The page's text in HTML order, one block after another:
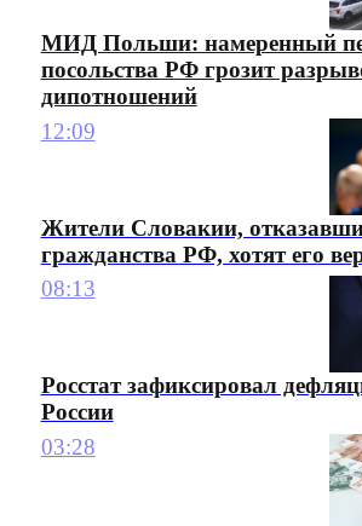
МИД Польши: намеренный
посольства РФ грозит
дипотношений
12:09
Жители Словакии,
гражданства РФ, хотят его
08:13
Росстат зафиксировал
России
03:28